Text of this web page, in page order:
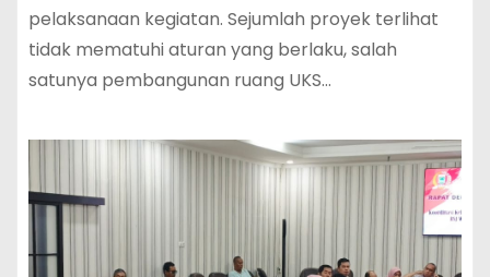
pelaksanaan kegiatan. Sejumlah proyek terlihat
tidak mematuhi aturan yang berlaku, salah
satunya pembangunan ruang UKS…